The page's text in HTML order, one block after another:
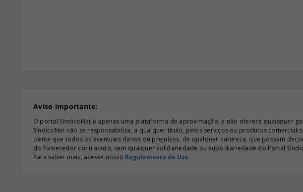
Aviso importante:
O portal SíndicoNet é apenas uma plataforma de aproximação, e não oferece quaisquer
SíndicoNet não se responsabiliza, a qualquer título, pelos serviços ou produtos
ciente que todos os eventuais danos ou prejuízos, de qualquer natureza, que possam
do fornecedor contratado, sem qualquer solidariedade ou subsidiariedade do Portal
Para saber mais, acesse nosso Regulamento de Uso.